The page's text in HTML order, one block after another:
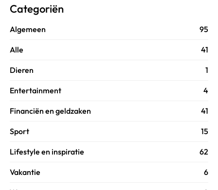
Categoriën
Algemeen 95
Alle 41
Dieren 1
Entertainment 4
Financiën en geldzaken 41
Sport 15
Lifestyle en inspiratie 62
Vakantie 6